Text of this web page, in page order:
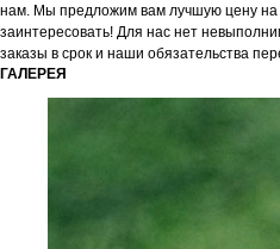
нам. Мы предложим вам лучшую цену на
заинтересовать! Для нас нет
заказы в срок и наши обязательства
ГАЛЕРЕЯ